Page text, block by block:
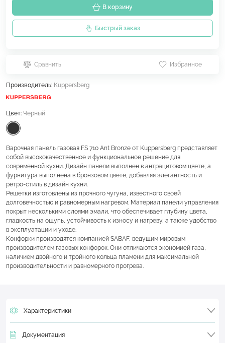
В корзину
Быстрый заказ
Сравнить Избранное
Производитель: Kuppersberg
Цвет: Черный
Варочная панель газовая FS 710 Ant Bronze от Kuppersberg представляет
собой высококачественное и функциональное решение для
современной кухни. Дизайн панели выполнен в антрацитовом цвете, а
фурнитура выполнена в бронзовом цвете, добавляя элегантность и
ретро-стиль в дизайн кухни.
Решетки изготовлены из прочного чугуна, известного своей
долговечностью и равномерным нагревом. Материал панели управления
покрыт несколькими слоями эмали, что обеспечивает глубину цвета,
гладкость на ощупь, устойчивость к износу и нагреву, а также удобство
в эксплуатации и уходе.
Конфорки производятся компанией SABAF, ведущим мировым
производителем газовых конфорок. Они отличаются экономией газа,
наличием двойного и тройного кольца пламени для максимальной
производительности и равномерного прогрева.
Характеристики
Документация